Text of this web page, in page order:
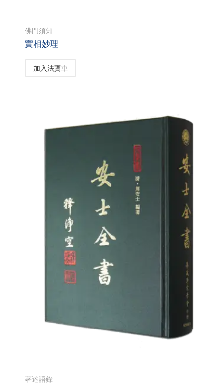
佛門須知
實相妙理
加入法寶車
著述語錄